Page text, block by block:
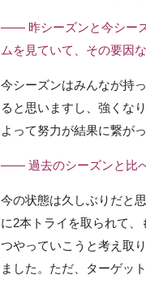
—— 昨シーズンと今シー
ムを見ていて、その要因
今シーズンはみんなが持
ると思いますし、強くな
よって努力が結果に繋が
—— 過去のシーズンと比
今の状態は久しぶりだと
に2本トライを取られて
つやっていこうと考え取
ました。ただ、ターゲッ